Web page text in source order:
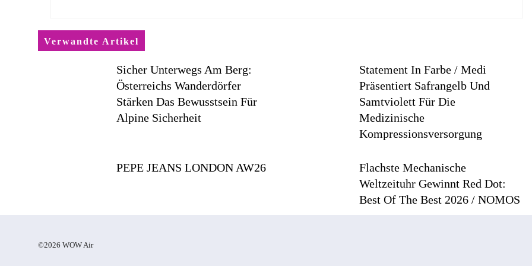
Verwandte Artikel
Sicher Unterwegs Am Berg:
Österreichs Wanderdörfer
Stärken Das Bewusstsein Für
Alpine Sicherheit
Statement In Farbe / Medi
Präsentiert Safrangelb Und
Samtviolett Für Die
Medizinische
Kompressionsversorgung
PEPE JEANS LONDON AW26
Flachste Mechanische
Weltzeituhr Gewinnt Red Dot:
Best Of The Best 2026 / NOMOS
©2026 WOW Air